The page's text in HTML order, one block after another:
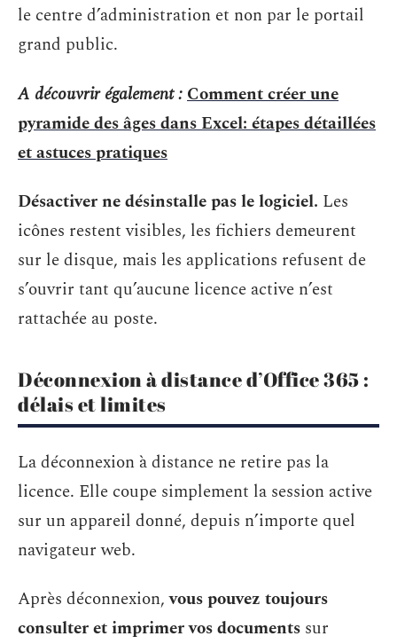
le centre d’administration et non par le portail
grand public.
A découvrir également :Comment créer une
pyramide des âges dans Excel: étapes détaillées
et astuces pratiques
Désactiver ne désinstalle pas le logiciel. Les
icônes restent visibles, les fichiers demeurent
sur le disque, mais les applications refusent de
s’ouvrir tant qu’aucune licence active n’est
rattachée au poste.
Déconnexion à distance d’Office 365 :
délais et limites
La déconnexion à distance ne retire pas la
licence. Elle coupe simplement la session active
sur un appareil donné, depuis n’importe quel
navigateur web.
Après déconnexion,vous pouvez toujours
consulter et imprimer vos documents sur